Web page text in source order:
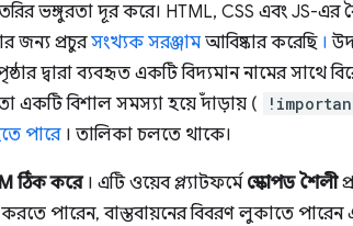
ভঙ্গুরতা দূর করে। HTML, CSS এবং JS-এর
জন্য প্রচুরসংখ্যক সরঞ্জাম আবিষ্কার করেছি ।
দ্বারা ব্যবহৃত একটি বিদ্যমান নামের সাথে
একটি বিশাল সমস্যা হয়ে দাঁড়ায় (
পারে। তালিকা চলতে থাকে।
ঠিক করে। এটি ওয়েব প্ল্যাটফর্মে স্কোপড শৈলী
পারেন, বাস্তবায়নের বিবরণ লুকাতে পারেন